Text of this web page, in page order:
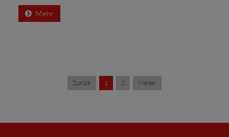
Mehr
Zurück 1 2 Weiter